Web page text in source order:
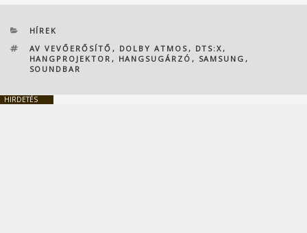
KATEGÓRIÁK
HÍREK
CÍMKÉK
AV VEVŐERŐSÍTŐ , DOLBY ATMOS , DTS:X ,
HANGPROJEKTOR , HANGSUGÁRZÓ , SAMSUNG ,
SOUNDBAR
HIRDETÉS